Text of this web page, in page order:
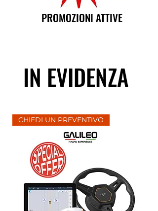
PROMOZIONI ATTIVE
IN EVIDENZA
CHIEDI UN PREVENTIVO